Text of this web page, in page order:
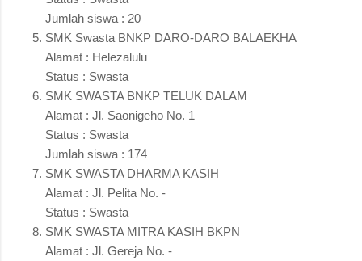
Jumlah siswa : 20
SMK Swasta BNKP DARO-DARO BALAEKHA
Alamat : Helezalulu
Status : Swasta
SMK SWASTA BNKP TELUK DALAM
Alamat : Jl. Saonigeho No. 1
Status : Swasta
Jumlah siswa : 174
SMK SWASTA DHARMA KASIH
Alamat : Jl. Pelita No. -
Status : Swasta
SMK SWASTA MITRA KASIH BKPN
Alamat : Jl. Gereja No. -